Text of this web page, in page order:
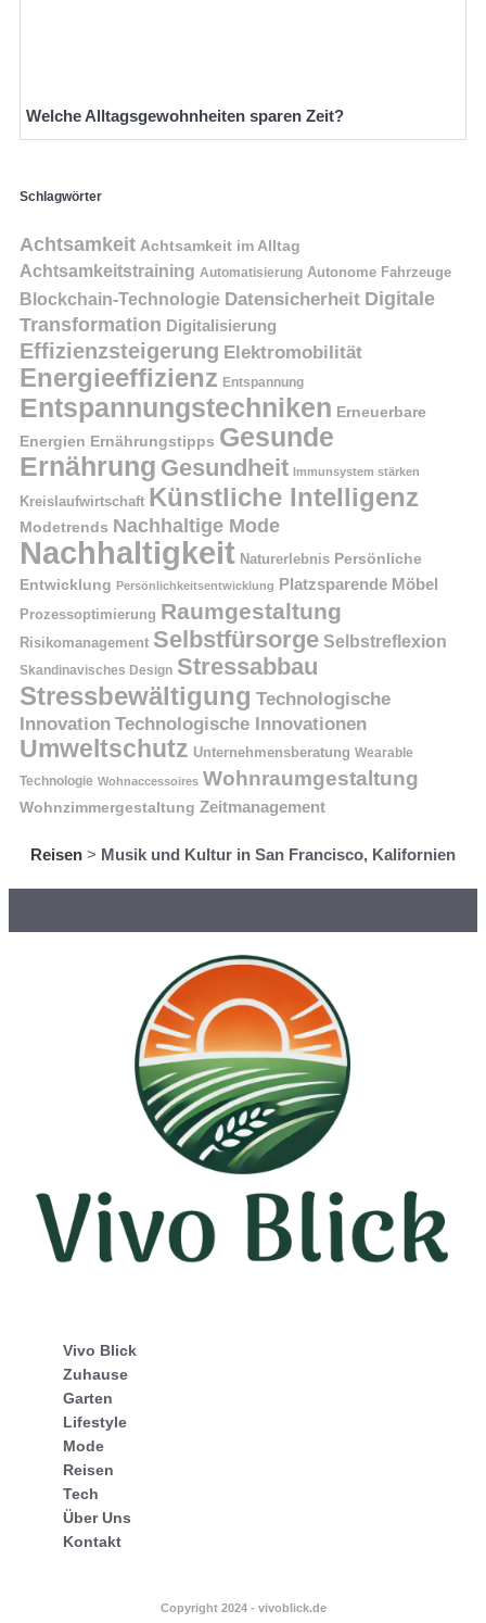
Welche Alltagsgewohnheiten sparen Zeit?
Schlagwörter
Achtsamkeit Achtsamkeit im Alltag
Achtsamkeitstraining Automatisierung Autonome Fahrzeuge
Blockchain-Technologie Datensicherheit Digitale
Transformation Digitalisierung
Effizienzsteigerung Elektromobilität
Energieeffizienz Entspannung
Entspannungstechniken Erneuerbare
Energien Ernährungstipps Gesunde
Ernährung Gesundheit Immunsystem stärken
Kreislaufwirtschaft Künstliche Intelligenz
Modetrends Nachhaltige Mode
Nachhaltigkeit Naturerlebnis Persönliche
Entwicklung Persönlichkeitsentwicklung Platzsparende Möbel
Prozessoptimierung Raumgestaltung
Risikomanagement Selbstfürsorge Selbstreflexion
Skandinavisches Design Stressabbau
Stressbewältigung Technologische
Innovation Technologische Innovationen
Umweltschutz Unternehmensberatung Wearable
Technologie Wohnaccessoires Wohnraumgestaltung
Wohnzimmergestaltung Zeitmanagement
Reisen > Musik und Kultur in San Francisco, Kalifornien
Vivo Blick
Zuhause
Garten
Lifestyle
Mode
Reisen
Tech
Über Uns
Kontakt
Copyright 2024 - vivoblick.de